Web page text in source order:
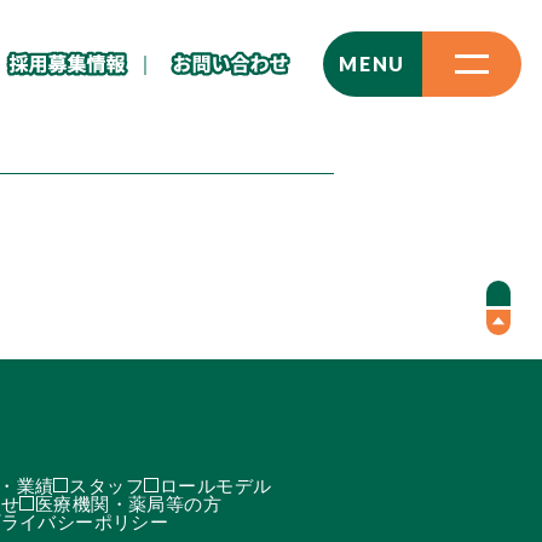
MENU
CLOSE
業績 スタッフ
ロールモデル
医療機関・薬局等の方
イバシーポリシー